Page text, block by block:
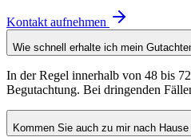
Kontakt aufnehmen
Wie schnell erhalte ich mein
In der Regel innerhalb von 48 bis
Begutachtung. Bei dringenden
Kommen Sie auch zu mir nach